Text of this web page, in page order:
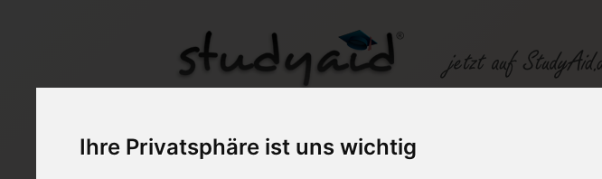
Ihre Privatsphäre ist uns wichtig
AUW07F - Musterlösung - Note 1